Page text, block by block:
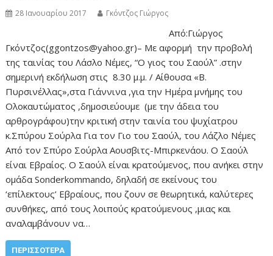
28 Ιανουαρίου 2017 Γκόντζος Γιώργος
Από:Γιώργος
Γκόντζος(ggontzos@yahoo.gr)– Με αφορμή την προβολή
της ταινίας του Λάσλο Νέμες, “Ο γιος του Σαούλ” .στην
σημερινή εκδήλωση στις 8.30 μ.μ. / Αίθουσα «Β.
Πυρσινέλλας»,στα Γιάννινα ,για την Ημέρα μνήμης του
Ολοκαυτώματος ,δημοσιεύουμε (με την άδεια του
αρθρογράφου)την κριτική στην ταινία του ψυχίατρου
κ.Σπύρου Σούρλα Για τον Γιο του Σαούλ, του Λάζλο Νέμες
Από τον Σπύρο Σούρλα Αουσβιτς-Μπιρκενάου. Ο Σαούλ
είναι Εβραίος. Ο Σαούλ είναι κρατούμενος, που ανήκει στην
ομάδα Sonderkommando, δηλαδή σε εκείνους του
‘επίλεκτους’ Εβραίους, που ζουν σε θεωρητικά, καλύτερες
συνθήκες, από τους λοιπούς κρατούμενους ,μιας και
αναλαμβάνουν να…
ΠΕΡΙΣΣΌΤΕΡΑ